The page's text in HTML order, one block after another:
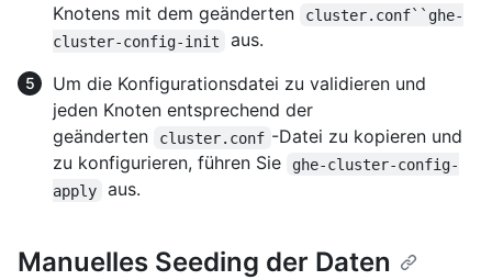
Knotens mit dem geänderten
cluster.conf``ghe-
cluster-config-init
aus.
Um die Konfigurationsdatei zu validieren und
jeden Knoten entsprechend der
geänderten
cluster.conf -Datei zu kopieren und
zu konfigurieren, führen Sie
ghe-cluster-config-
apply
aus.
Manuelles Seeding der Daten